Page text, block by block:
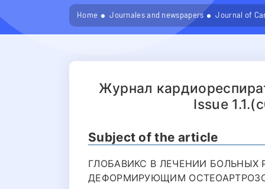
Home Journales and newspapers Journal of
Журнал
Issue
Subject of the article
ГЛОБАВИКС В ЛЕЧЕНИИ
ДЕФОРМИРУЮЩИМ